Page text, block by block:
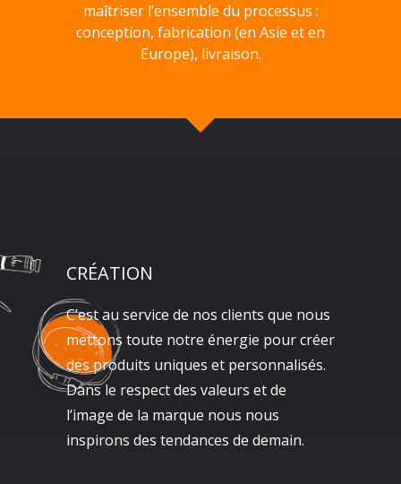
maîtriser l’ensemble du processus :
conception, fabrication (en Asie et en
Europe), livraison.
CRÉATION
C’est au service de nos clients que nous
mettons toute notre énergie pour créer
des produits uniques et personnalisés.
Dans le respect des valeurs et de
l’image de la marque nous nous
inspirons des tendances de demain.